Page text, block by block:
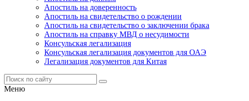
Апостиль на доверенность
Апостиль на свидетельство о рождении
Апостиль на свидетельство о заключении брака
Апостиль на справку МВД о несудимости
Консульская легализация
Консульская легализация документов для ОАЭ
Легализация документов для Китая
Меню